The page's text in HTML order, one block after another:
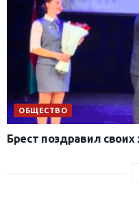
ОБЩЕСТВО
Брест поздравил